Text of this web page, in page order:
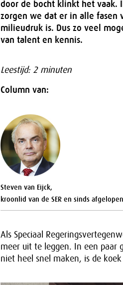
door de bocht klinkt het vaak.
zorgen we dat er in alle fasen
milieudruk is. Dus zo veel
van talent en kennis.
Leestijd: 2 minuten
Column van:
Steven van Eijck,
kroonlid van de SER en sinds
Als Speciaal
meer uit te leggen. In een paar
niet heel snel maken, is de